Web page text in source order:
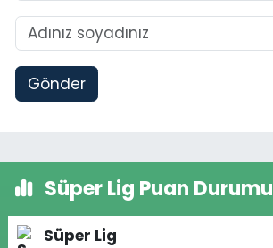
Gönder
Süper Lig Puan Durumu
Süper Lig